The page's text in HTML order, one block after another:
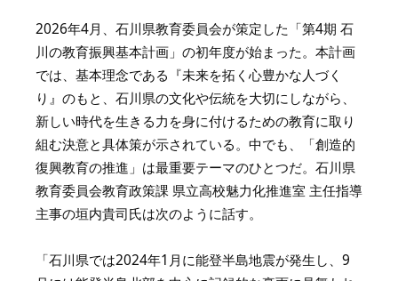
2026年4月、石川県教育委員会が策定した「第4期 石
川の教育振興基本計画」の初年度が始まった。本計画
では、基本理念である『未来を拓く心豊かな人づく
り』のもと、石川県の文化や伝統を大切にしながら、
新しい時代を生きる力を身に付けるための教育に取り
組む決意と具体策が示されている。中でも、「創造的
復興教育の推進」は最重要テーマのひとつだ。石川県
教育委員会教育政策課 県立高校魅力化推進室 主任指導
主事の垣内貴司氏は次のように話す。
「石川県では2024年1月に能登半島地震が発生し、9